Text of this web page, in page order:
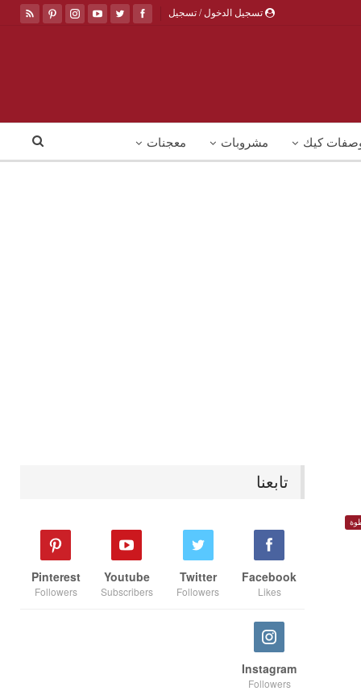
تسجيل الدخول / تسجيل
كيك مشروبات معجنات
تابعنا
Facebook
Likes
Twitter
Followers
Youtube
Subscribers
Pinterest
Followers
Instagram
Followers